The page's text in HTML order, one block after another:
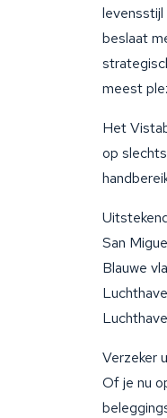
levensstijl
beslaat
meest
Het
op
San
Blauwe
Verzeker
Of je nu